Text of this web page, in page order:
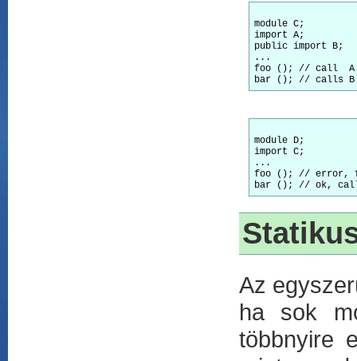
module
import
public import B;
...
module
import C;
...
Az
ha sok
többnyire